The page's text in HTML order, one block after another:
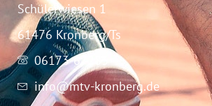
Schülerwiesen 1
61476 Kronberg/Ts
06173-67283
info@mtv-kronberg.de